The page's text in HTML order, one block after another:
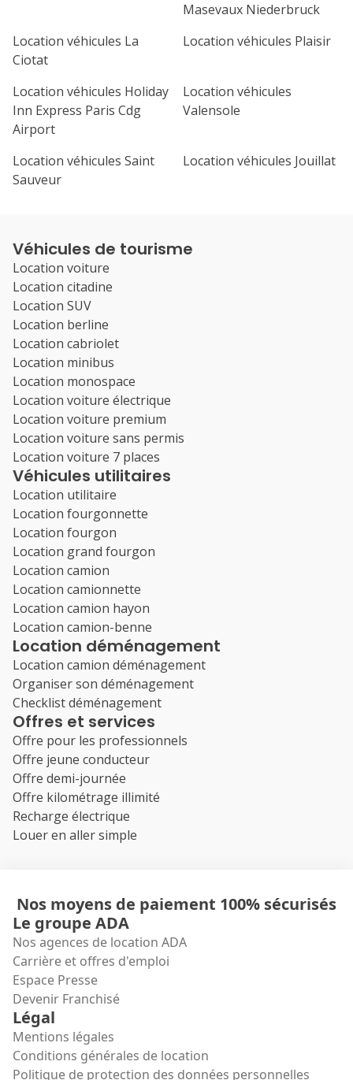
Masevaux Niederbruck
Location véhicules La
Ciotat
Location véhicules Plaisir
Location véhicules Holiday
Inn Express Paris Cdg
Airport
Location véhicules
Valensole
Location véhicules Saint
Sauveur
Location véhicules Jouillat
Véhicules de tourisme
Location voiture
Location citadine
Location SUV
Location berline
Location cabriolet
Location minibus
Location monospace
Location voiture électrique
Location voiture premium
Location voiture sans permis
Location voiture 7 places
Véhicules utilitaires
Location utilitaire
Location fourgonnette
Location fourgon
Location grand fourgon
Location camion
Location camionnette
Location camion hayon
Location camion-benne
Location déménagement
Location camion déménagement
Organiser son déménagement
Checklist déménagement
Offres et services
Offre pour les professionnels
Offre jeune conducteur
Offre demi-journée
Offre kilométrage illimité
Recharge électrique
Louer en aller simple
Nos moyens de paiement 100% sécurisés
Le groupe ADA
Nos agences de location ADA
Carrière et offres d'emploi
Espace Presse
Devenir Franchisé
Légal
Mentions légales
Conditions générales de location
Politique de protection des données personnelles